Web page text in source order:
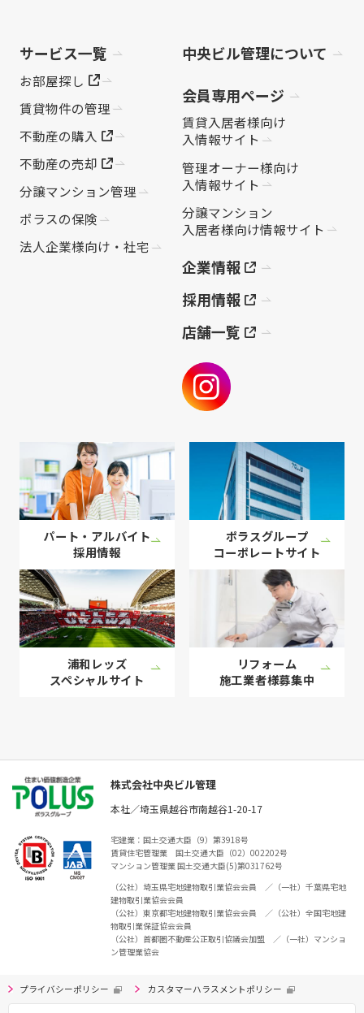
サービス一覧
お部屋探し
賃貸物件の管理
不動産の購入
不動産の売却
分譲マンション管理
ポラスの保険
法人企業様向け・社宅
中央ビル管理について
会員専用ページ
賃貸入居者様向け
入情報サイト
管理オーナー様向け
入情報サイト
分譲マンション
入居者様向け情報サイト
企業情報
採用情報
店舗一覧
パート・アルバイト
採用情報
ポラスグループ
コーポレートサイト
浦和レッズ
スペシャルサイト
リフォーム
施工業者様募集中
株式会社中央ビル管理
本社／埼玉県越谷市南越谷1-20-17
宅建業：国土交通大臣（9）第3918号
賃貸住宅管理業 国土交通大臣（02）002202号
マンション管理業 国土交通大臣(5)第031762号
（公社）埼玉県宅地建物取引業協会会員 ／（一社）千葉県宅地
建物取引業協会会員
（公社）東京都宅地建物取引業協会会員 ／（公社）全国宅地建
物取引業保証協会会員
（公社）首都圏不動産公正取引協議会加盟 ／（一社）マンショ
ン管理業協会
プライバシーポリシー カスタマーハラスメントポリシー